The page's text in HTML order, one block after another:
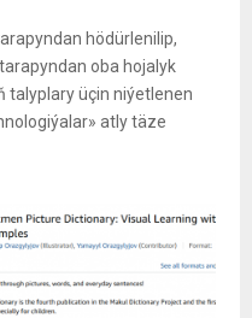
hödürlenilip,
oba hojalyk
talyplary üçin niýetlenen
atly täze